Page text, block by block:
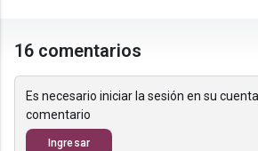
16 comentarios
Es necesario iniciar la sesión en su
comentario
Ingresar